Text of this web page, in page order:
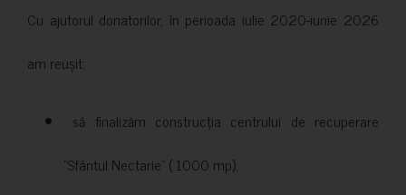
Cu ajutorul donatorilor, în perioada iulie 2020-iunie 2026
am reușit:
să finalizăm construcția centrului de recuperare
”Sfântul Nectarie” ( 1000 mp);